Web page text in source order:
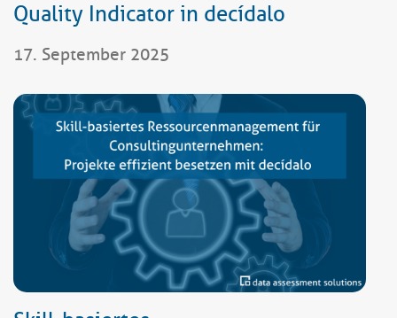
Quality Indicator in decídalo
17. September 2025